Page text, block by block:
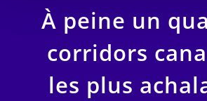
À peine un
corridors
les plus